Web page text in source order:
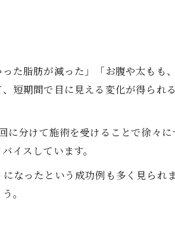
成功術
入れる方法
くポイント
のコツ
ニック選び
ント
方
た脂肪が減った」「お腹や太もも
短期間で目に見える変化が得られ
分けて施術を受けることで徐々
イスしています。
なったという成功例も多く見られ
。